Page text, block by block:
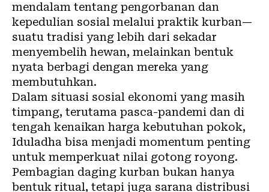
mendalam tentang pengorbanan dan
kepedulian sosial melalui praktik kurban—
suatu tradisi yang lebih dari sekadar
menyembelih hewan, melainkan bentuk
nyata berbagi dengan mereka yang
membutuhkan.
Dalam situasi sosial ekonomi yang masih
timpang, terutama pasca-pandemi dan di
tengah kenaikan harga kebutuhan pokok,
Iduladha bisa menjadi momentum penting
untuk memperkuat nilai gotong royong.
Pembagian daging kurban bukan hanya
bentuk ritual, tetapi juga sarana distribusi